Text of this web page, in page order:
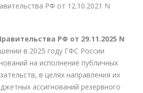
РФ от 12.10.2021 N
РФ от 29.11.2025 N
в 2025 году ГФС России
на исполнение публичных
в целях направления их
ассигнований резервного